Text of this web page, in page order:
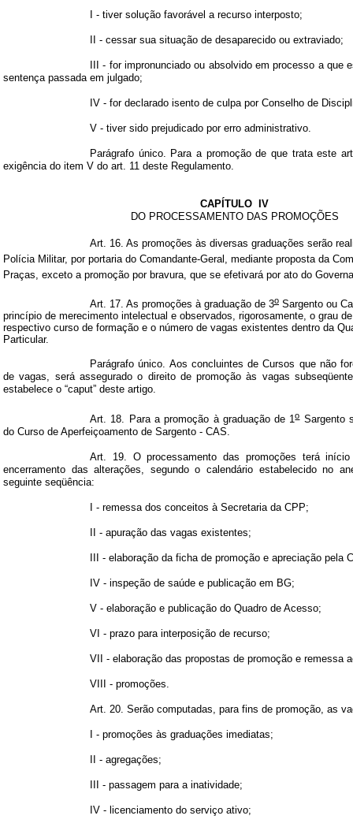
I - tiver solução favorável a recurso interposto;
II - cessar sua situação de desaparecido ou extraviado;
III - for impronunciado ou absolvido em processo a que
sentença passada em julgado;
IV - for declarado isento de culpa por Conselho de
V - tiver sido prejudicado por erro administrativo.
Parágrafo único. Para a promoção de que trata este
exigência do item V do art. 11 deste Regulamento.
CAPÍTULO
IV
DO PROCESSAMENTO DAS PROMOÇÕES
Art. 16. As promoções às diversas graduações serão
Polícia Militar, por portaria do Comandante-Geral, mediante proposta da
Praças, exceto a promoção por bravura, que se efetivará por ato do
Art. 17. As promoções à graduação de 3o Sargento ou
princípio de merecimento intelectual e observados, rigorosamente, o grau
respectivo curso de formação e o número de vagas existentes dentro da
Particular.
Parágrafo único. Aos concluintes de Cursos que não
de vagas, será assegurado o direito de promoção às vagas
estabelece o “caput” deste artigo.
Art. 18. Para a promoção à graduação de 1oSargento
do Curso de Aperfeiçoamento de Sargento - CAS.
Art. 19. O processamento das promoções terá
encerramento das alterações, segundo o calendário estabelecido no
seguinte seqüência:
I - remessa dos conceitos à Secretaria da CPP;
II - apuração das vagas existentes;
III - elaboração da ficha de promoção e apreciação pela
IV - inspeção de saúde e publicação em BG;
V - elaboração e publicação do Quadro de Acesso;
VI - prazo para interposição de recurso;
VII - elaboração das propostas de promoção e remessa
VIII - promoções.
Art. 20. Serão computadas, para fins de promoção, as
I - promoções às graduações imediatas;
II - agregações;
III - passagem para a inatividade;
IV - licenciamento do serviço ativo;